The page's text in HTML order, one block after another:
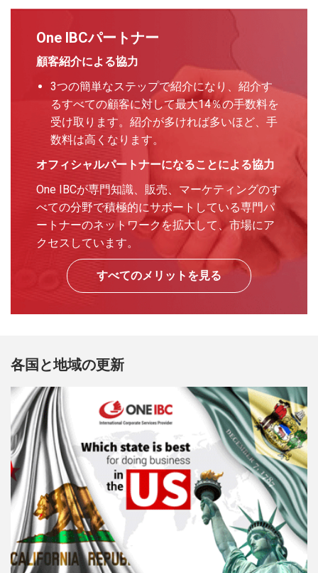
One IBCパートナー
顧客紹介による協力
3つの簡単なステップで紹介になり、紹介す
るすべての顧客に対して最大14％の手数料を
受け取ります。紹介が多ければ多いほど、手
数料は高くなります。
オフィシャルパートナーになることによる協力
One IBCが専門知識、販売、マーケティングのす
べての分野で積極的にサポートしている専門パ
ートナーのネットワークを拡大して、市場にア
クセスしています。
すべてのメリットを見る
各国と地域の更新